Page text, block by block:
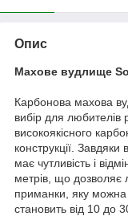
Опис
Махове вудлище
Карбонова махова
вибір для любителів
високоякісного
конструкції.
має чутливість і
метрів, що дозволяє
приманки, яку можна
становить від 10 до